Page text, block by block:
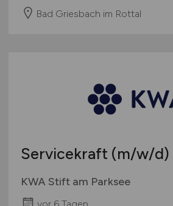
Bad Griesbach im Rottal
Servicekraft (m/w/d)
KWA Stift am Parksee